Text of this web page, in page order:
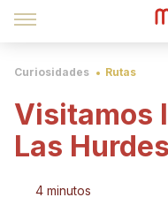
Curiosidades Rutas
Visitamos
Las
4 minutos